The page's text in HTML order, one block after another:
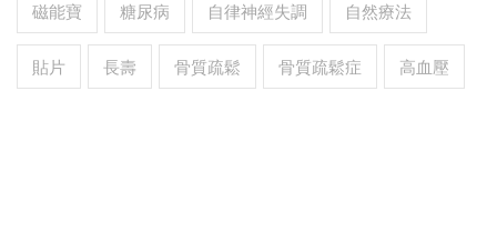
磁能寶 糖尿病 自律神經失調 自然療法
貼片 長壽 骨質疏鬆 骨質疏鬆症 高血壓